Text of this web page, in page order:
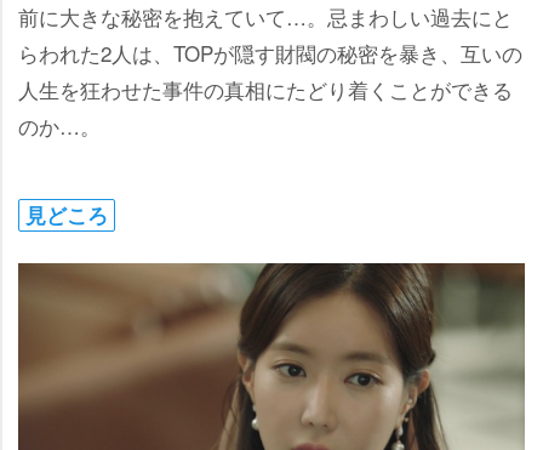
前に大きな秘密を抱えていて…。忌まわしい過去にと
らわれた2人は、TOPが隠す財閥の秘密を暴き、互いの
人生を狂わせた事件の真相にたどり着くことができる
のか…。
見どころ